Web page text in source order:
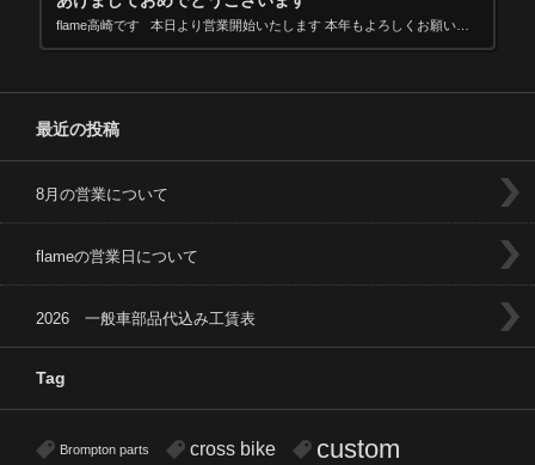
最近の投稿
8月の営業について
flameの営業日について
2026 一般車部品代込み工賃表
Tag
Brompton parts cross bike
custom